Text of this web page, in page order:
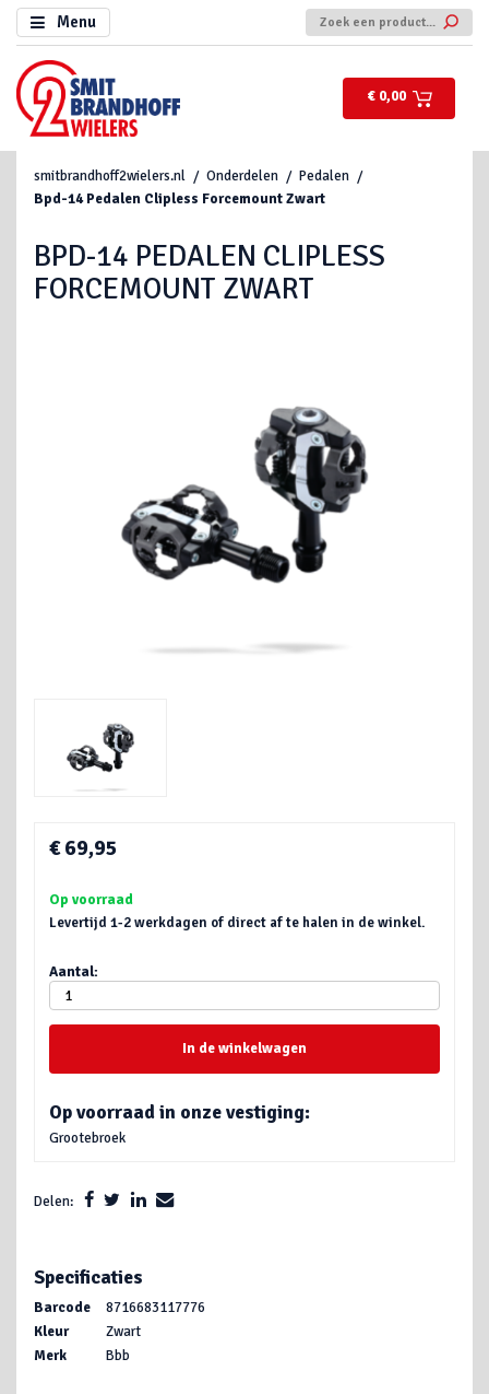
Menu
€ 0,00
smitbrandhoff2wielers.nl Onderdelen
Pedalen
Bpd-14 Pedalen Clipless Forcemount Zwart
BPD-14 PEDALEN CLIPLESS
FORCEMOUNT ZWART
€ 69,95
Op voorraad
Levertijd 1-2 werkdagen of direct af te halen in de winkel.
Aantal:
In de winkelwagen
Op voorraad in onze vestiging:
Grootebroek
Delen:
Specificaties
Barcode
8716683117776
Kleur
Zwart
Merk
Bbb